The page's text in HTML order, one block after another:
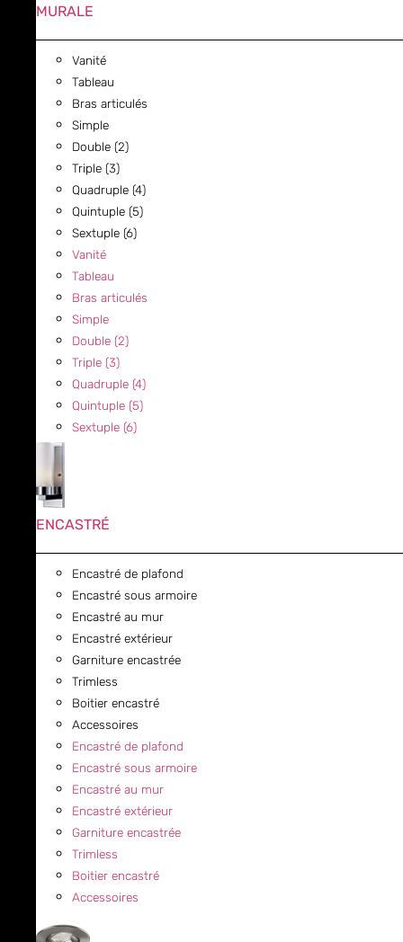
MURALE
Vanité
Tableau
Bras articulés
Simple
Double (2)
Triple (3)
Quadruple (4)
Quintuple (5)
Sextuple (6)
Vanité
Tableau
Bras articulés
Simple
Double (2)
Triple (3)
Quadruple (4)
Quintuple (5)
Sextuple (6)
ENCASTRÉ
Encastré de plafond
Encastré sous armoire
Encastré au mur
Encastré extérieur
Garniture encastrée
Trimless
Boitier encastré
Accessoires
Encastré de plafond
Encastré sous armoire
Encastré au mur
Encastré extérieur
Garniture encastrée
Trimless
Boitier encastré
Accessoires